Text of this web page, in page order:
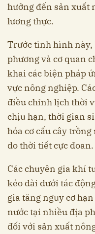
hưởng đến sản xuất
lương thực.
Trước tình hình này,
phương và cơ quan
khai các biện pháp
vực nông nghiệp.
điều chỉnh lịch thời
chịu hạn, thời gian
hóa cơ cấu cây
do thời tiết cực đoan.
Các chuyên gia khí
kéo dài dưới tác
gia tăng nguy cơ
nước tại nhiều địa
đối với sản xuất